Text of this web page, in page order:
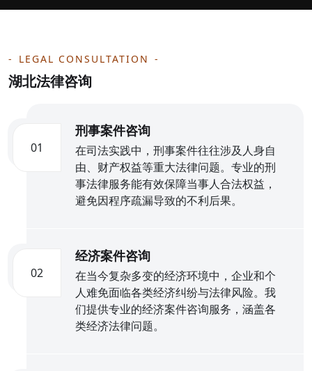
LEGAL CONSULTATION
湖北法律咨询
01
刑事案件咨询
在司法实践中，刑事案件往往涉及人身自
由、财产权益等重大法律问题。专业的刑
事法律服务能有效保障当事人合法权益，
避免因程序疏漏导致的不利后果。
02
经济案件咨询
在当今复杂多变的经济环境中，企业和个
人难免面临各类经济纠纷与法律风险。我
们提供专业的经济案件咨询服务，涵盖各
类经济法律问题。